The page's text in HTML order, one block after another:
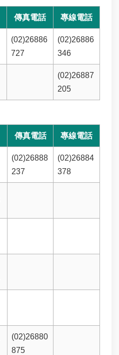
傳真電話 專線電話
(02)26886
727
(02)26886
346
(02)26887
205
傳真電話 專線電話
(02)26888
237
(02)26884
378
(02)26880
875